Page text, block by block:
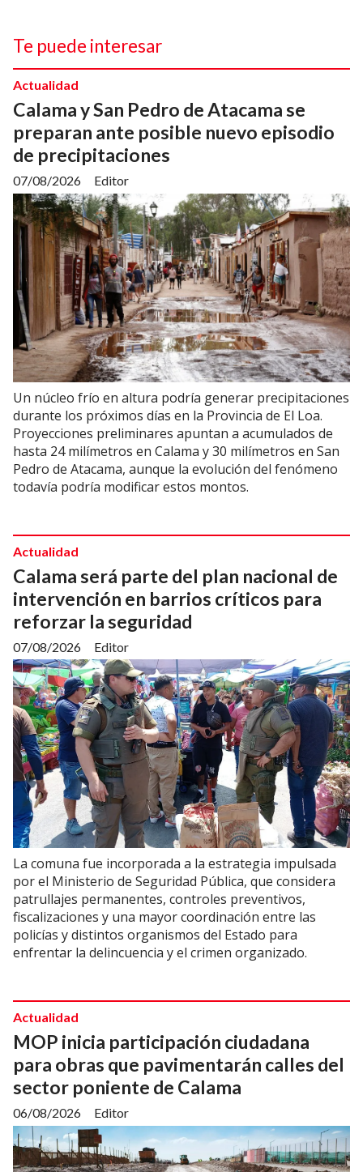
Te puede interesar
Calama y San Pedro de Atacama se
preparan ante posible nuevo episodio
de precipitaciones
Editor
Actualidad
07/08/2026
Un núcleo frío en altura podría generar precipitaciones
durante los próximos días en la Provincia de El Loa.
Proyecciones preliminares apuntan a acumulados de
hasta 24 milímetros en Calama y 30 milímetros en San
Pedro de Atacama, aunque la evolución del fenómeno
todavía podría modificar estos montos.
Calama será parte del plan nacional de
intervención en barrios críticos para
reforzar la seguridad
Editor
Actualidad
07/08/2026
La comuna fue incorporada a la estrategia impulsada
por el Ministerio de Seguridad Pública, que considera
patrullajes permanentes, controles preventivos,
fiscalizaciones y una mayor coordinación entre las
policías y distintos organismos del Estado para
enfrentar la delincuencia y el crimen organizado.
MOP inicia participación ciudadana
para obras que pavimentarán calles del
sector poniente de Calama
Editor
Actualidad
06/08/2026